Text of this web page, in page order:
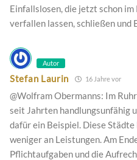
Einfallslosen, die jetzt schon
verfallen lassen, schließen und
Autor
Stefan Laurin 16 Jahre vor
@Wolfram Obermanns: Im
seit Jahrten handlungsunfähig
dafür ein Beispiel. Diese
weniger an Leistungen. Am
Pflichtaufgaben und die